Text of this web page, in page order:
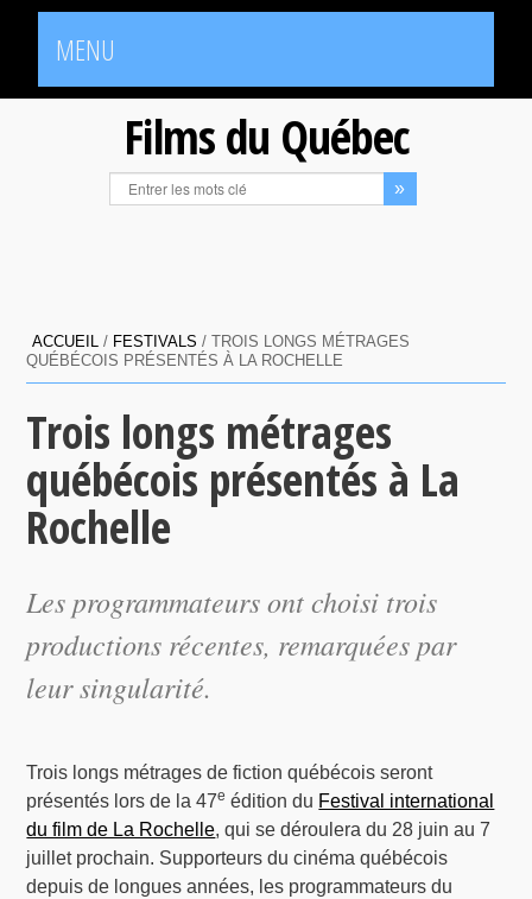
MENU
Films du Québec
ACCUEIL / FESTIVALS /TROIS LONGS MÉTRAGES
QUÉBÉCOIS PRÉSENTÉS À LA ROCHELLE
Trois longs métrages
québécois présentés à La
Rochelle
Les programmateurs ont choisi trois
productions récentes, remarquées par
leur singularité.
Trois longs métrages de fiction québécois seront
présentés lors de la 47e édition du Festival international
du film de La Rochelle, qui se déroulera du 28 juin au 7
juillet prochain. Supporteurs du cinéma québécois
depuis de longues années, les programmateurs du